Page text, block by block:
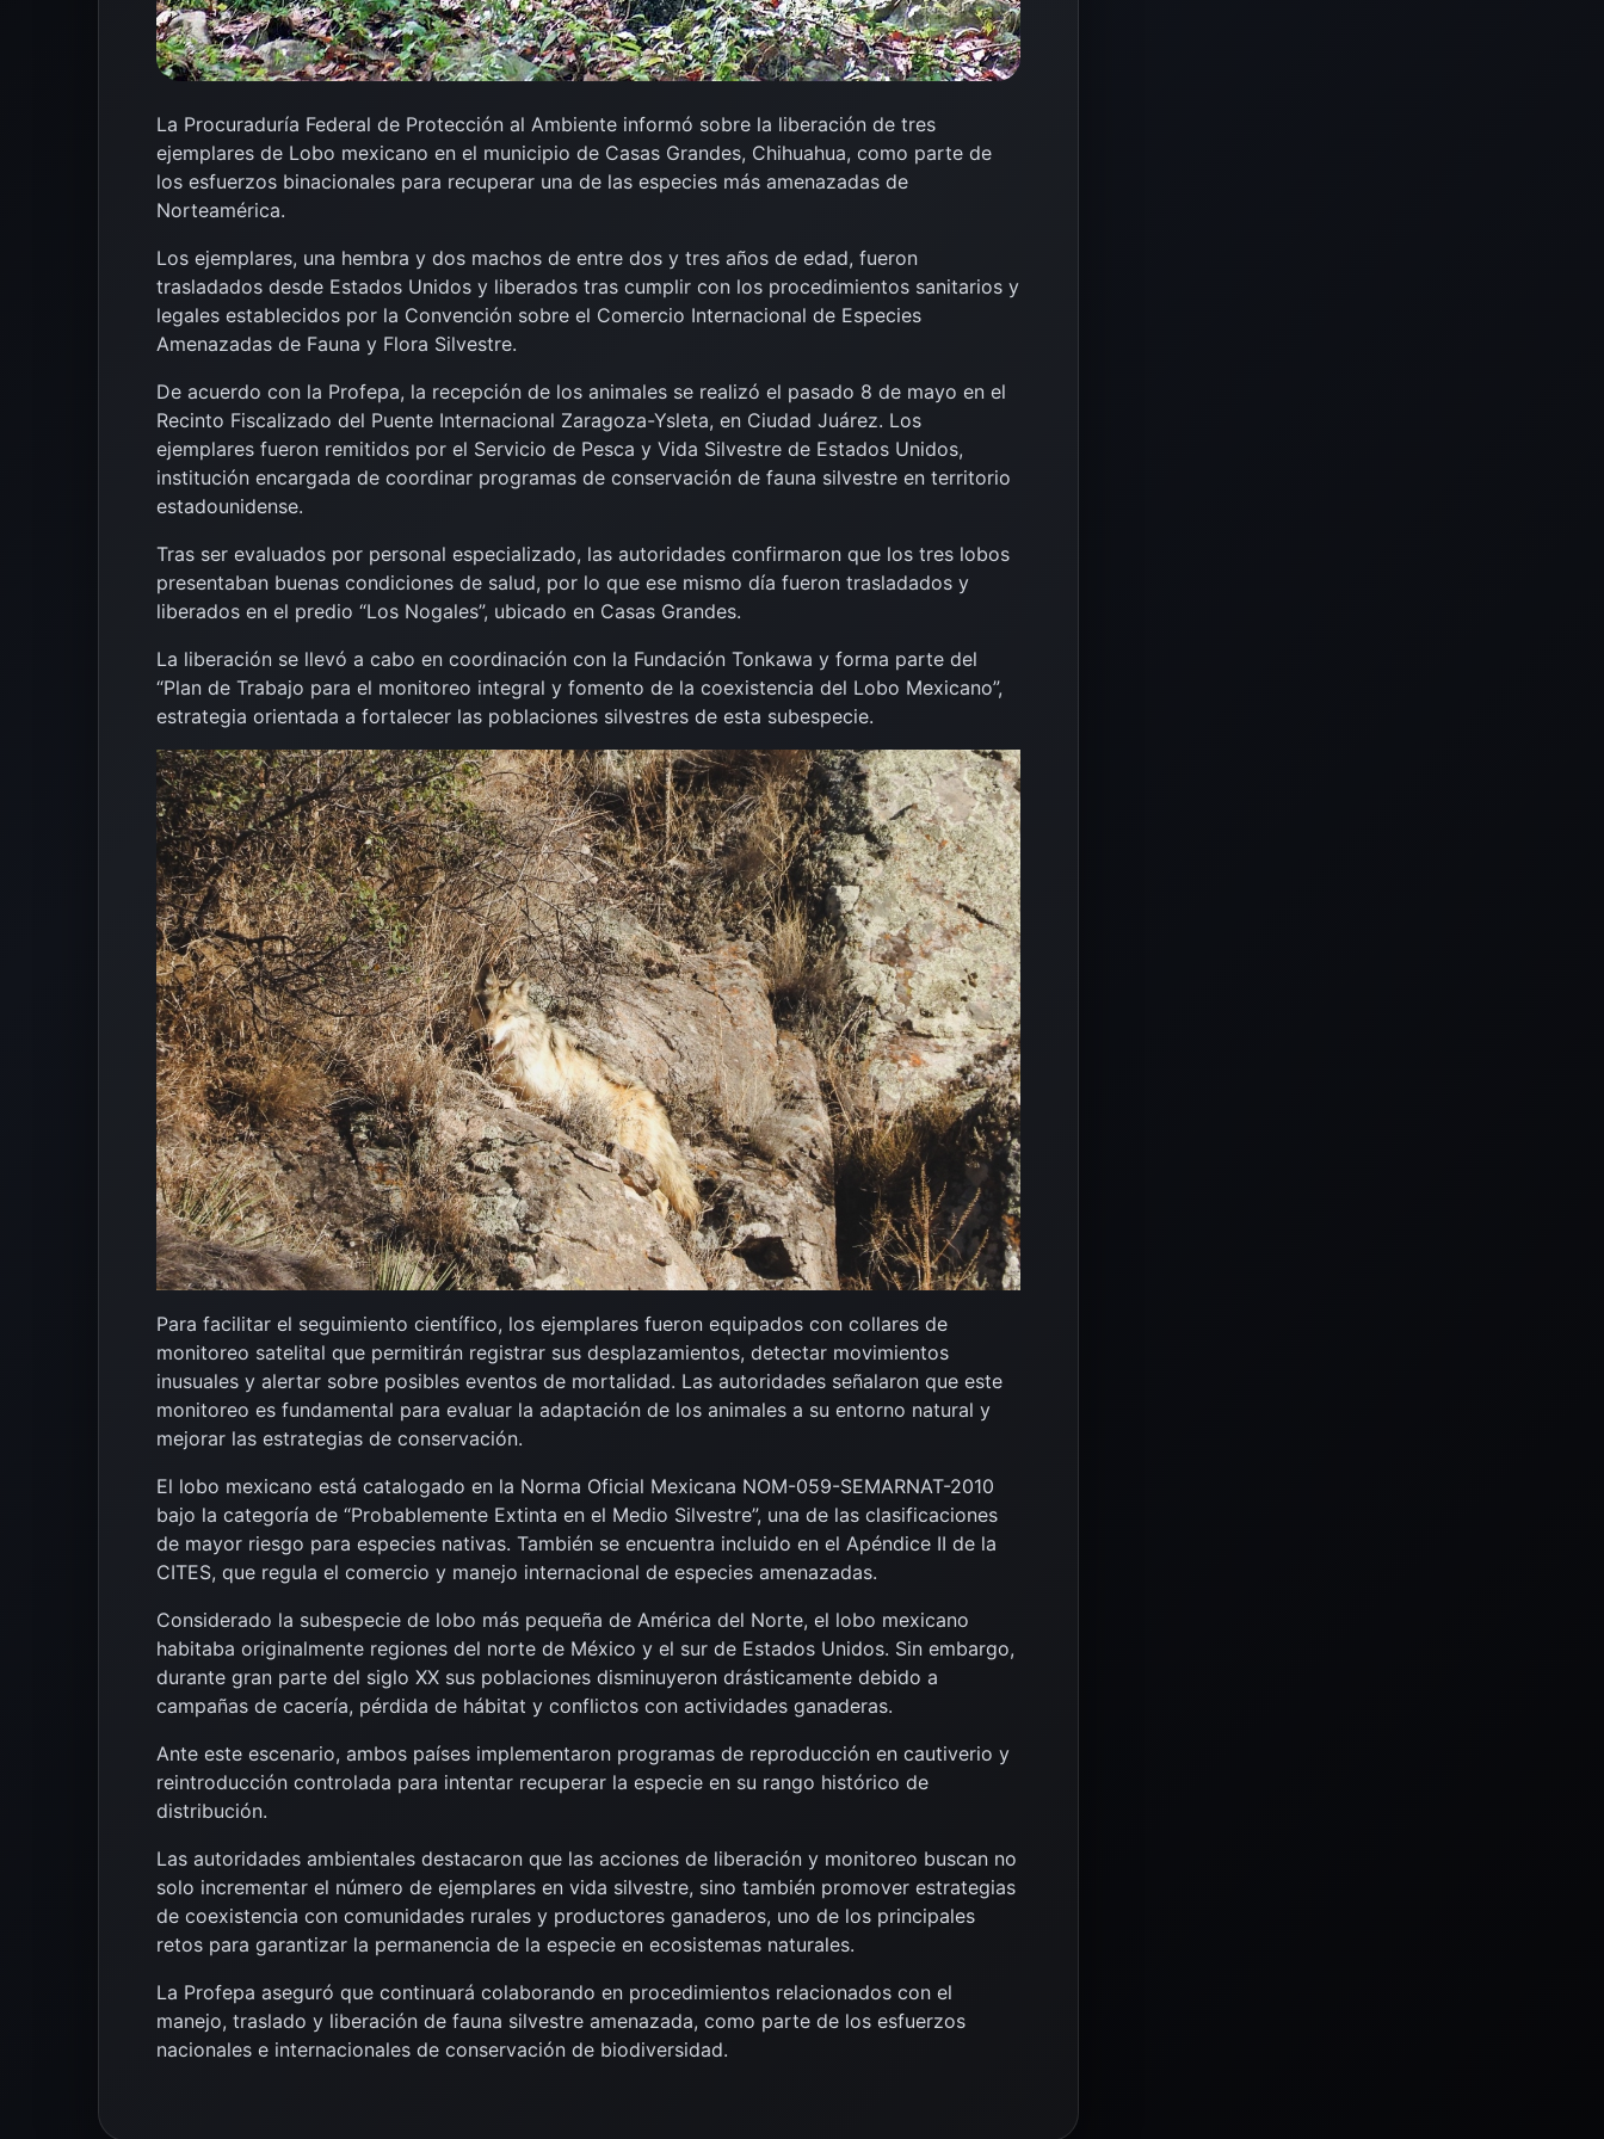
La Procuraduría Federal de Protección al Ambiente informó sobre la liberación de tres
ejemplares de Lobo mexicano en el municipio de Casas Grandes, Chihuahua, como parte de
los esfuerzos binacionales para recuperar una de las especies más amenazadas de
Norteamérica.
Los ejemplares, una hembra y dos machos de entre dos y tres años de edad, fueron
trasladados desde Estados Unidos y liberados tras cumplir con los procedimientos sanitarios y
legales establecidos por la Convención sobre el Comercio Internacional de Especies
Amenazadas de Fauna y Flora Silvestre.
De acuerdo con la Profepa, la recepción de los animales se realizó el pasado 8 de mayo en el
Recinto Fiscalizado del Puente Internacional Zaragoza-Ysleta, en Ciudad Juárez. Los
ejemplares fueron remitidos por el Servicio de Pesca y Vida Silvestre de Estados Unidos,
institución encargada de coordinar programas de conservación de fauna silvestre en territorio
estadounidense.
Tras ser evaluados por personal especializado, las autoridades confirmaron que los tres lobos
presentaban buenas condiciones de salud, por lo que ese mismo día fueron trasladados y
liberados en el predio “Los Nogales”, ubicado en Casas Grandes.
La liberación se llevó a cabo en coordinación con la Fundación Tonkawa y forma parte del
“Plan de Trabajo para el monitoreo integral y fomento de la coexistencia del Lobo Mexicano”,
estrategia orientada a fortalecer las poblaciones silvestres de esta subespecie.
Para facilitar el seguimiento científico, los ejemplares fueron equipados con collares de
monitoreo satelital que permitirán registrar sus desplazamientos, detectar movimientos
inusuales y alertar sobre posibles eventos de mortalidad. Las autoridades señalaron que este
monitoreo es fundamental para evaluar la adaptación de los animales a su entorno natural y
mejorar las estrategias de conservación.
El lobo mexicano está catalogado en la Norma Oficial Mexicana NOM-059-SEMARNAT-2010
bajo la categoría de “Probablemente Extinta en el Medio Silvestre”, una de las clasificaciones
de mayor riesgo para especies nativas. También se encuentra incluido en el Apéndice II de la
CITES, que regula el comercio y manejo internacional de especies amenazadas.
Considerado la subespecie de lobo más pequeña de América del Norte, el lobo mexicano
habitaba originalmente regiones del norte de México y el sur de Estados Unidos. Sin embargo,
durante gran parte del siglo XX sus poblaciones disminuyeron drásticamente debido a
campañas de cacería, pérdida de hábitat y conflictos con actividades ganaderas.
Ante este escenario, ambos países implementaron programas de reproducción en cautiverio y
reintroducción controlada para intentar recuperar la especie en su rango histórico de
distribución.
Las autoridades ambientales destacaron que las acciones de liberación y monitoreo buscan no
solo incrementar el número de ejemplares en vida silvestre, sino también promover estrategias
de coexistencia con comunidades rurales y productores ganaderos, uno de los principales
retos para garantizar la permanencia de la especie en ecosistemas naturales.
La Profepa aseguró que continuará colaborando en procedimientos relacionados con el
manejo, traslado y liberación de fauna silvestre amenazada, como parte de los esfuerzos
nacionales e internacionales de conservación de biodiversidad.